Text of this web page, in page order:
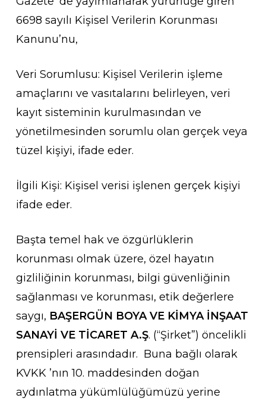
6698 sayılı Kişisel Verilerin Korunması
Kanunu’nu,
Veri Sorumlusu: Kişisel Verilerin işleme
amaçlarını ve vasıtalarını belirleyen, veri
kayıt sisteminin kurulmasından ve
yönetilmesinden sorumlu olan gerçek veya
tüzel kişiyi, ifade eder.
İlgili Kişi: Kişisel verisi işlenen gerçek kişiyi
ifade eder.
Başta temel hak ve özgürlüklerin
korunması olmak üzere, özel hayatın
gizliliğinin korunması, bilgi güvenliğinin
sağlanması ve korunması, etik değerlere
saygı, BAŞERGÜN BOYA VE KİMYA İNŞAAT
SANAYİ VE TİCARET A.Ş. (“Şirket”) öncelikli
prensipleri arasındadır. Buna bağlı olarak
KVKK ’nın 10. maddesinden doğan
aydınlatma yükümlülüğümüzü yerine